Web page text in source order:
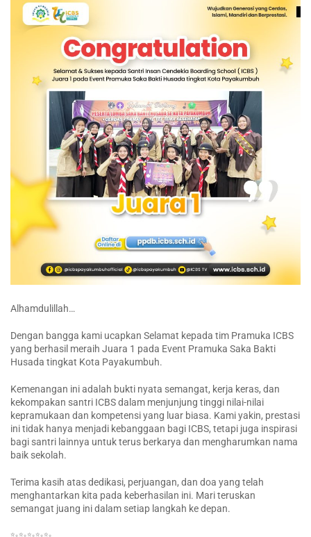
Alhamdulillah…
Dengan bangga kami ucapkan Selamat kepada tim Pramuka ICBS
yang berhasil meraih Juara 1 pada Event Pramuka Saka Bakti
Husada tingkat Kota Payakumbuh.
Kemenangan ini adalah bukti nyata semangat, kerja keras, dan
kekompakan santri ICBS dalam menjunjung tinggi nilai-nilai
kepramukaan dan kompetensi yang luar biasa. Kami yakin, prestasi
ini tidak hanya menjadi kebanggaan bagi ICBS, tetapi juga inspirasi
bagi santri lainnya untuk terus berkarya dan mengharumkan nama
baik sekolah.
Terima kasih atas dedikasi, perjuangan, dan doa yang telah
menghantarkan kita pada keberhasilan ini. Mari teruskan
semangat juang ini dalam setiap langkah ke depan.